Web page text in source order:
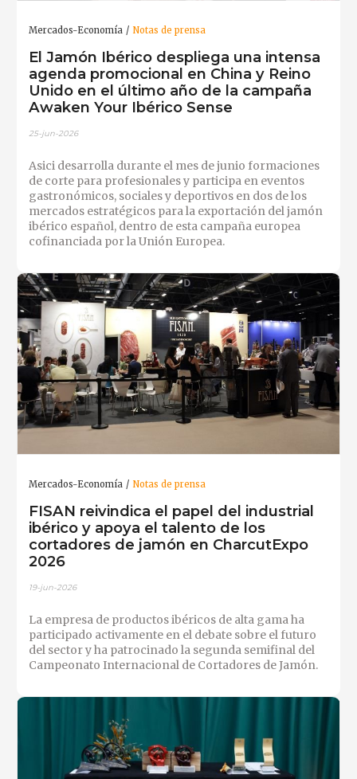
Mercados-Economía Notas de prensa
El Jamón Ibérico despliega una intensa
agenda promocional en China y Reino
Unido en el último año de la campaña
Awaken Your Ibérico Sense
25-jun-2026
Asici desarrolla durante el mes de junio formaciones
de corte para profesionales y participa en eventos
gastronómicos, sociales y deportivos en dos de los
mercados estratégicos para la exportación del jamón
ibérico español, dentro de esta campaña europea
cofinanciada por la Unión Europea.
Mercados-Economía Notas de prensa
FISAN reivindica el papel del industrial
ibérico y apoya el talento de los
cortadores de jamón en CharcutExpo
2026
19-jun-2026
La empresa de productos ibéricos de alta gama ha
participado activamente en el debate sobre el futuro
del sector y ha patrocinado la segunda semifinal del
Campeonato Internacional de Cortadores de Jamón.